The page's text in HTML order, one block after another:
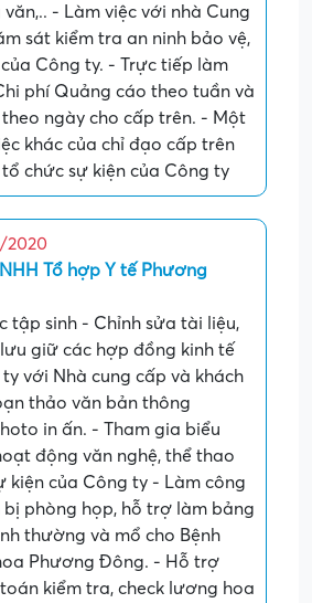
văn,.. - Làm việc với nhà Cung
sát kiểm tra an ninh bảo vệ,
Công ty. - Trực tiếp làm
phí Quảng cáo theo tuần và
theo ngày cho cấp trên. - Một
khác của chỉ đạo cấp trên
chức sự kiện của Công ty
2020
Tổ hợp Y tế Phương
tập sinh - Chỉnh sửa tài liệu,
giữ các hợp đồng kinh tế
với Nhà cung cấp và khách
thảo văn bản thông
in ấn. - Tham gia biểu
động văn nghệ, thể thao
kiện của Công ty - Làm công
bị phòng họp, hỗ trợ làm bảng
thường và mổ cho Bệnh
Phương Đông. - Hỗ trợ
kiểm tra, check lương hoa